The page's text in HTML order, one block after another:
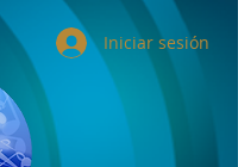
Iniciar sesión